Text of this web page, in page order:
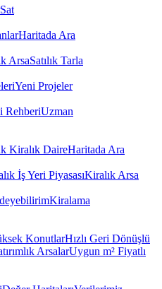
Sat
Haritada Ara
ArsaSatılık Tarla
Yeni Projeler
RehberiUzman
Kiralık DaireHaritada Ara
İş Yeri PiyasasıKiralık Arsa
Kiralama
KonutlarHızlı Geri Dönüşlü
ArsalarUygun m² Fiyatlı